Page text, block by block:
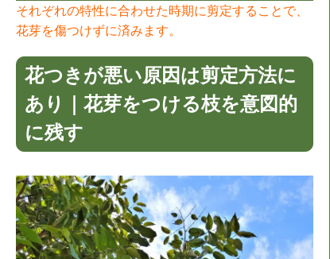
それぞれの特性に合わせた時期に剪定することで、
花芽を傷つけずに済みます。
花つきが悪い原因は剪定方法に
あり｜花芽をつける枝を意図的
に残す